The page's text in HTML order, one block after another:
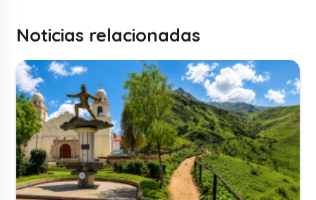
Noticias relacionadas